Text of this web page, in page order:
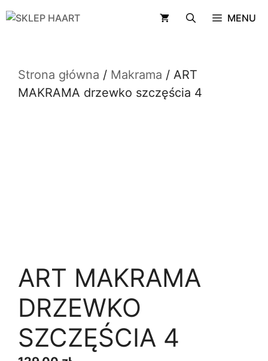
Przejdź
MENU
Strona główna / Makrama / ART
MAKRAMA drzewko szczęścia 4
ART MAKRAMA
DRZEWKO
SZCZĘŚCIA 4